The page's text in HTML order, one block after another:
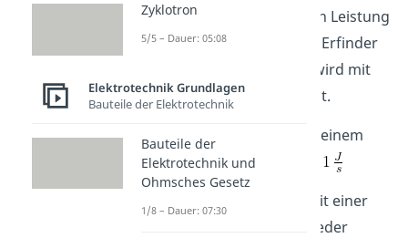
Die Einheit der elektrischen Leistung
istnach dem schottischen Erfinder
und wird mit
einem großenW
abgekürzt.
Ein Watt entspricht genau einem
Joule pro Sekunde
Das bedeutet: Ein Gerät mit einer
Leistung von 1 W setzt in jeder
Zyklotron
5/5 – Dauer: 05:08
Elektrotechnik Grundlagen
Bauteile der Elektrotechnik
Bauteile der
Elektrotechnik und
Ohmsches Gesetz
1/8 – Dauer: 07:30